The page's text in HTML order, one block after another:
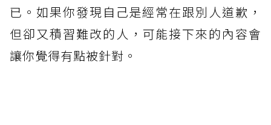
已。如果你發現自己是經常在跟別人道歉，
但卻又積習難改的人，可能接下來的內容會
讓你覺得有點被針對。